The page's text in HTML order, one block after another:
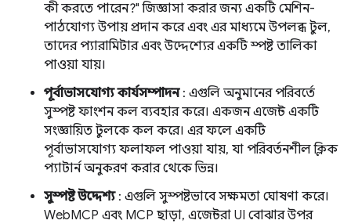
কী করতে পারেন?" জিজ্ঞাসা করার জন্য একটি মেশিন-
পাঠযোগ্য উপায় প্রদান করে এবং এর মাধ্যমে উপলব্ধ টুল,
তাদের প্যারামিটার এবং উদ্দেশ্যের একটি স্পষ্ট তালিকা
পাওয়া যায়।
পূর্বাভাসযোগ্য কার্যসম্পাদন: এগুলি অনুমানের পরিবর্তে
সুস্পষ্ট ফাংশন কল ব্যবহার করে। একজন এজেন্ট একটি
সংজ্ঞায়িত টুলকে কল করে। এর ফলে একটি
পূর্বাভাসযোগ্য ফলাফল পাওয়া যায়, যা পরিবর্তনশীল ক্লিক
প্যাটার্ন অনুকরণ করার থেকে ভিন্ন।
সুস্পষ্ট উদ্দেশ্য: এগুলি সুস্পষ্টভাবে সক্ষমতা ঘোষণা করে।
WebMCP এবং MCP ছাড়া, এজেন্টরা UI বোঝার উপর